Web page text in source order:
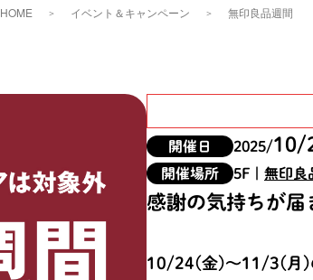
HOME イベント＆キャンペーン 無印良品週間
開催日 2025/10/
開催場所
5F 無印良
感謝の気持ちが届
10/24(金)〜11/3(月)